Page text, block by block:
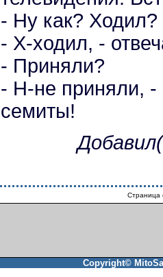
- Ну как?
- Х-ходил, -
- Приняли?
- Н-не приняли, -
семиты!
Страница
Copyright©